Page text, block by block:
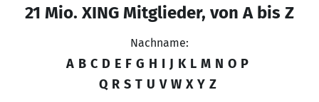
21 Mio. XING Mitglieder, von A bis Z
Nachname:
A B C D E F G H I J K L M N O P
Q R S T U V W X Y Z